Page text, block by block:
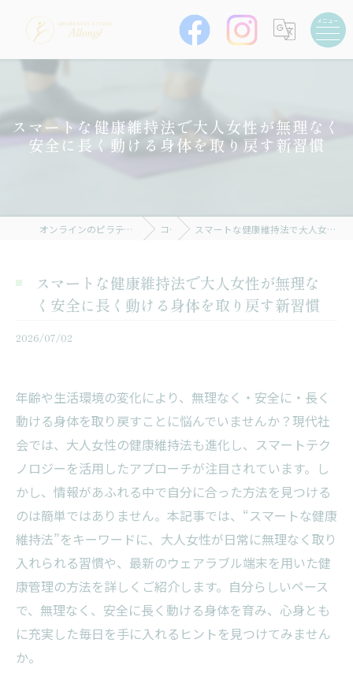
スマートな健康維持法で大人女性が無理なく
安全に長く動ける身体を取り戻す新習慣
オンラインのピラティスならAWARENESS STUDIO Allongé コラム スマートな健康維持法で大人女性が無理なく安全に長く動ける身体を取り戻す新習慣
スマートな健康維持法で大人女性が無理な
く安全に長く動ける身体を取り戻す新習慣
2026/07/02
年齢や生活環境の変化により、無理なく・安全に・長く
動ける身体を取り戻すことに悩んでいませんか？現代社
会では、大人女性の健康維持法も進化し、スマートテク
ノロジーを活用したアプローチが注目されています。し
かし、情報があふれる中で自分に合った方法を見つける
のは簡単ではありません。本記事では、“スマートな健康
維持法”をキーワードに、大人女性が日常に無理なく取り
入れられる習慣や、最新のウェアラブル端末を用いた健
康管理の方法を詳しくご紹介します。自分らしいペース
で、無理なく、安全に長く動ける身体を育み、心身とも
に充実した毎日を手に入れるヒントを見つけてみません
か。